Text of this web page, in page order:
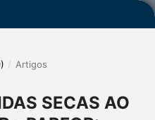
/ Artigos
SECAS AO